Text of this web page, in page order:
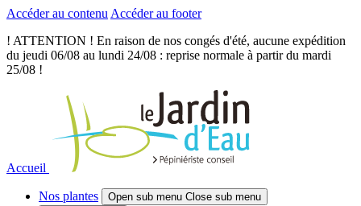
Accéder au contenu Accéder au footer
! ATTENTION ! En raison de nos congés d'été, aucune expédition
du jeudi 06/08 au lundi 24/08 : reprise normale à partir du mardi
25/08 !
Accueil
Nos plantes Open sub menu Close sub menu